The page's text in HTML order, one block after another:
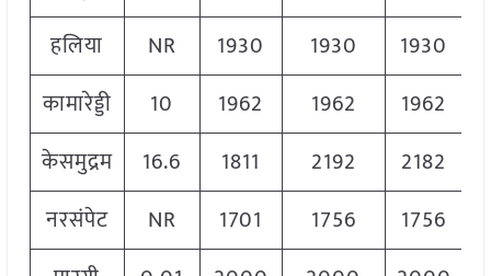
हलिया
NR 1930 1930
1930
कामारेड्डी
10 1962 1962
1962
केसमुद्रम
16.6 1811 2192
2182
नरसंपेट
NR 1701 1756
1756